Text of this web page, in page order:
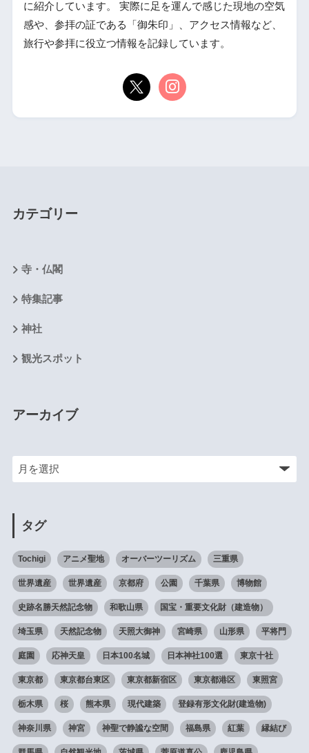
に紹介しています。 実際に足を運んで感じた現地の空気
感や、参拝の証である「御朱印」、アクセス情報など、
旅行や参拝に役立つ情報を記録しています。
カテゴリー
寺・仏閣
特集記事
神社
観光スポット
アーカイブ
タグ
Tochigi アニメ聖地 オーバーツーリズム 三重県
世界遺産 世界遺産 京都府 公園 千葉県 博物館
史跡名勝天然記念物 和歌山県 国宝・重要文化財（建造物）
埼玉県 天然記念物 天照大御神 宮崎県 山形県 平将門
庭園 応神天皇 日本100名城 日本神社100選 東京十社
東京都 東京都台東区 東京都新宿区 東京都港区 東照宮
栃木県 桜 熊本県 現代建築 登録有形文化財(建造物)
神奈川県 神宮 神聖で静謐な空間 福島県 紅葉 縁結び